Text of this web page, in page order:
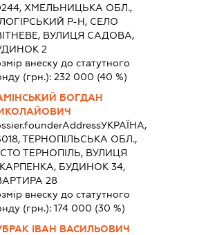
ХМЕЛЬНИЦЬКА ОБЛ.,
Р-Н, СЕЛО
ВУЛИЦЯ САДОВА,
2
внеску до статутного
(грн.): 232 000 (40 %)
БОГДАН
УКРАЇНА,
ТЕРНОПІЛЬСЬКА ОБЛ.,
ТЕРНОПІЛЬ, ВУЛИЦЯ
БУДИНОК 34,
28
внеску до статутного
(грн.): 174 000 (30 %)
ІВАН ВАСИЛЬОВИЧ